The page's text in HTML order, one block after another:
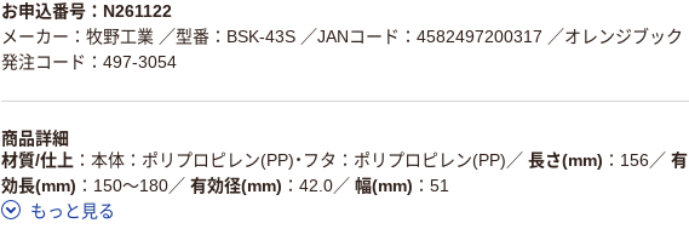
お申込番号：N261122
メーカー：牧野工業 ／型番：BSK-43S ／JANコード：4582497200317 ／オレンジブック
発注コード：497-3054
商品詳細
材質/仕上
本体：ポリプロピレン(PP)・フタ：ポリプロピレン(PP) ／ 長さ(mm) 156／ 有
効長(mm)
150～180／ 有効径(mm) 42.0／ 幅(mm)
51
もっと見る